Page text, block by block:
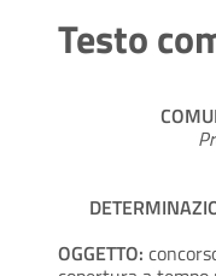
Testo
OGGETTO: